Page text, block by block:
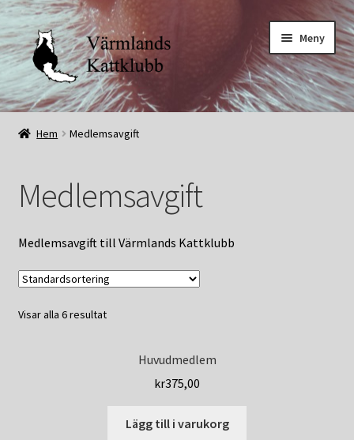
Hoppa
till
navigering
Hoppa
till
innehåll
Meny
Start
Kontakt
Köpvillkor
Vår hemsida
Hem Medlemsavgift
Medlemsavgift
Medlemsavgift till Värmlands Kattklubb
Visar alla 6 resultat
Huvudmedlem
kr375,00
Lägg till i varukorg